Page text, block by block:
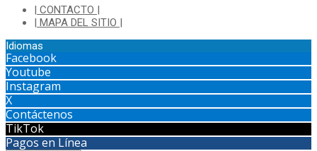
| CONTACTO |
| MAPA DEL SITIO |
Idiomas
Facebook
Youtube
Instagram
X
Contáctenos
TikTok
Pagos en Línea